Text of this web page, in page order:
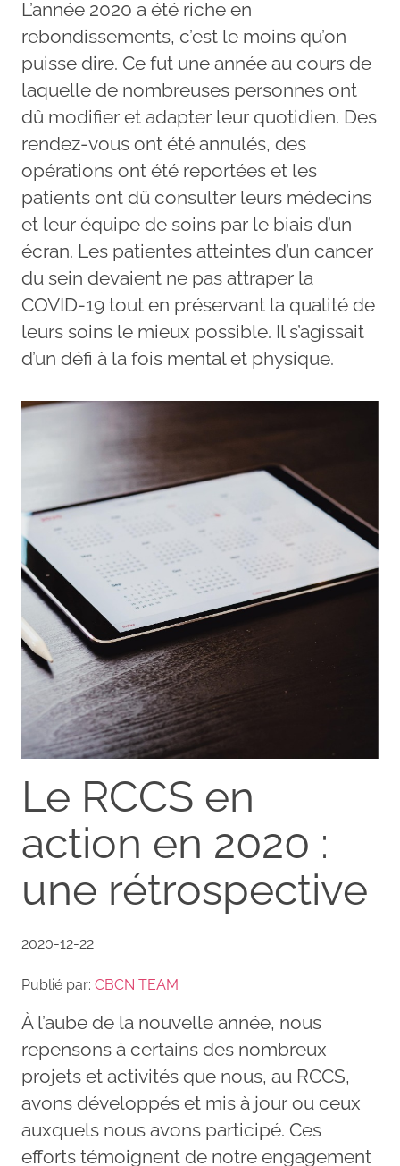
L’année 2020 a été riche en
rebondissements, c’est le moins qu’on
puisse dire. Ce fut une année au cours de
laquelle de nombreuses personnes ont
dû modifier et adapter leur quotidien. Des
rendez-vous ont été annulés, des
opérations ont été reportées et les
patients ont dû consulter leurs médecins
et leur équipe de soins par le biais d’un
écran. Les patientes atteintes d’un cancer
du sein devaient ne pas attraper la
COVID-19 tout en préservant la qualité de
leurs soins le mieux possible. Il s’agissait
d’un défi à la fois mental et physique.
Le RCCS en
action en 2020 :
une rétrospective
2020-12-22
Publié par: CBCN TEAM
À l’aube de la nouvelle année, nous
repensons à certains des nombreux
projets et activités que nous, au RCCS,
avons développés et mis à jour ou ceux
auxquels nous avons participé. Ces
efforts témoignent de notre engagement